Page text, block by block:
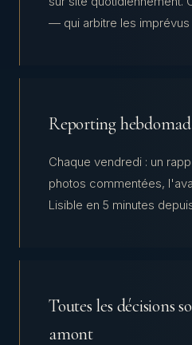
— qui arbitre les imprévus
Reporting
Chaque vendredi : un
photos commentées,
Lisible en 5 minutes
Toutes les décisions
amont